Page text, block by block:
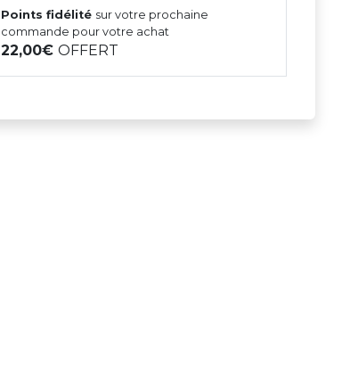
Points fidélité sur votre prochaine
commande pour votre achat
22,00OFFERT